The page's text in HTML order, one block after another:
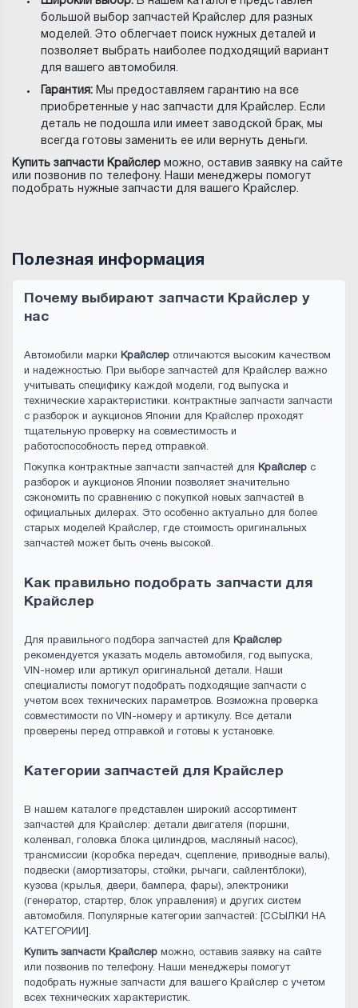
большой выбор запчастей Крайслер для разных
моделей. Это облегчает поиск нужных деталей и
позволяет выбрать наиболее подходящий вариант
для вашего автомобиля.
Гарантия: Мы предоставляем гарантию на все
приобретенные у нас запчасти для Крайслер. Если
деталь не подошла или имеет заводской брак, мы
всегда готовы заменить ее или вернуть деньги.
Купить запчасти Крайслер можно, оставив заявку на сайте
или позвонив по телефону. Наши менеджеры помогут
подобрать нужные запчасти для вашего Крайслер.
Полезная информация
Почему выбирают запчасти Крайслер у
нас
Автомобили марки Крайслер отличаются высоким качеством
и надежностью. При выборе запчастей для Крайслер важно
учитывать специфику каждой модели, год выпуска и
технические характеристики. контрактные запчасти запчасти
с разборок и аукционов Японии для Крайслер проходят
тщательную проверку на совместимость и
работоспособность перед отправкой.
Покупка контрактные запчасти запчастей для Крайслер с
разборок и аукционов Японии позволяет значительно
сэкономить по сравнению с покупкой новых запчастей в
официальных дилерах. Это особенно актуально для более
старых моделей Крайслер, где стоимость оригинальных
запчастей может быть очень высокой.
Как правильно подобрать запчасти для
Крайслер
Для правильного подбора запчастей для
Крайслер
рекомендуется указать модель автомобиля, год выпуска,
VIN-номер или артикул оригинальной детали. Наши
специалисты помогут подобрать подходящие запчасти с
учетом всех технических параметров. Возможна проверка
совместимости по VIN-номеру и артикулу. Все детали
проверены перед отправкой и готовы к установке.
Категории запчастей для Крайслер
В нашем каталоге представлен широкий ассортимент
запчастей для Крайслер: детали двигателя (поршни,
коленвал, головка блока цилиндров, масляный насос),
трансмиссии (коробка передач, сцепление, приводные валы),
подвески (амортизаторы, стойки, рычаги, сайлентблоки),
кузова (крылья, двери, бампера, фары), электроники
(генератор, стартер, блок управления) и других систем
автомобиля. Популярные категории запчастей: [ССЫЛКИ НА
КАТЕГОРИИ].
Купить запчасти Крайслер можно, оставив заявку на сайте
или позвонив по телефону. Наши менеджеры помогут
подобрать нужные запчасти для вашего Крайслер с учетом
всех технических характеристик.